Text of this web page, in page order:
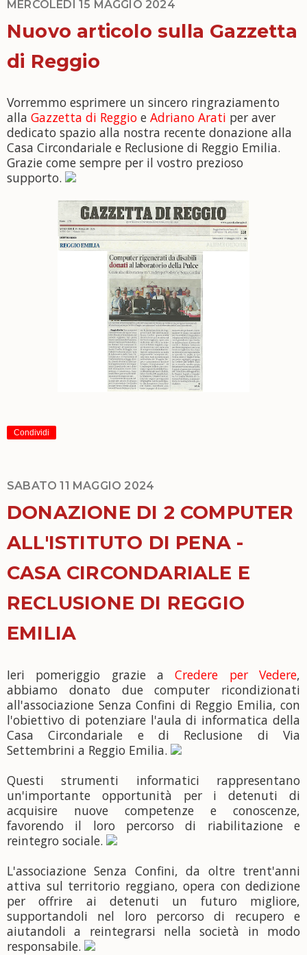
MERCOLEDÌ 15 MAGGIO 2024
Nuovo articolo sulla Gazzetta
di Reggio
Vorremmo esprimere un sincero ringraziamento
alla Gazzetta di Reggio e Adriano Arati per aver
dedicato spazio alla nostra recente donazione alla
Casa Circondariale e Reclusione di Reggio Emilia.
Grazie come sempre per il vostro prezioso
supporto.
Condividi
SABATO 11 MAGGIO 2024
DONAZIONE DI 2 COMPUTER
ALL'ISTITUTO DI PENA -
CASA CIRCONDARIALE E
RECLUSIONE DI REGGIO
EMILIA
Ieri pomeriggio grazie aCredere per Vedere,
abbiamo donato due computer ricondizionati
all'associazione Senza Confini di Reggio Emilia, con
l'obiettivo di potenziare l'aula di informatica della
Casa Circondariale e di Reclusione di Via
Settembrini a Reggio Emilia.
Questi strumenti informatici rappresentano
un'importante opportunità per i detenuti di
acquisire nuove competenze e conoscenze,
favorendo il loro percorso di riabilitazione e
reintegro sociale. ‍
L'associazione Senza Confini, da oltre trent'anni
attiva sul territorio reggiano, opera con dedizione
per offrire ai detenuti un futuro migliore,
supportandoli nel loro percorso di recupero e
aiutandoli a reintegrarsi nella società in modo
responsabile.